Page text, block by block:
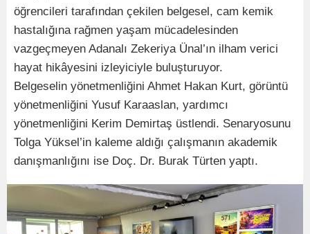
öğrencileri tarafından çekilen belgesel, cam kemik
hastalığına rağmen yaşam mücadelesinden
vazgeçmeyen Adanalı Zekeriya Ünal’ın ilham verici
hayat hikâyesini izleyiciyle buluşturuyor.
Belgeselin yönetmenliğini Ahmet Hakan Kurt, görüntü
yönetmenliğini Yusuf Karaaslan, yardımcı
yönetmenliğini Kerim Demirtaş üstlendi. Senaryosunu
Tolga Yüksel’in kaleme aldığı çalışmanın akademik
danışmanlığını ise Doç. Dr. Burak Türten yaptı.